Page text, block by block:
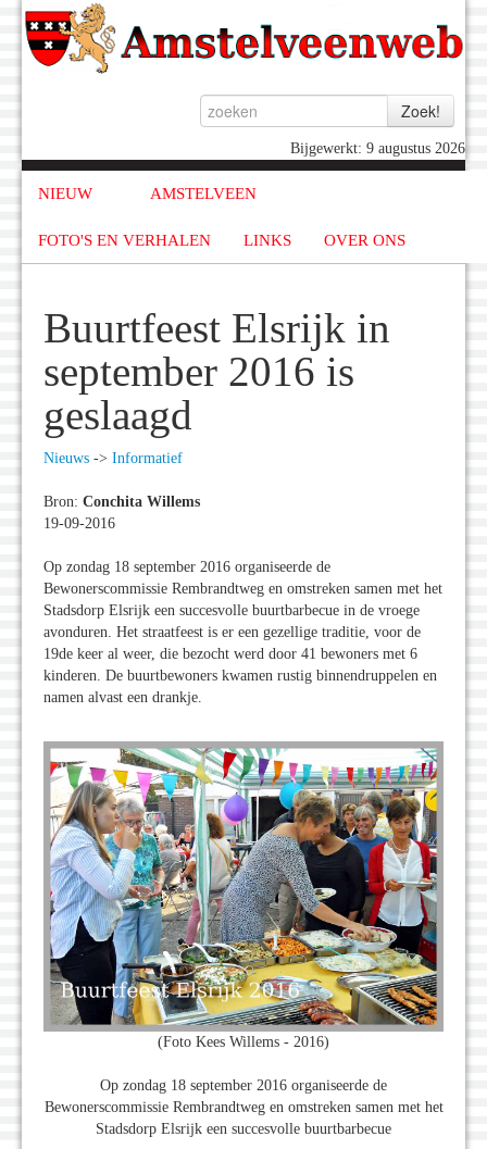
Bijgewerkt: 9 augustus 2026
NIEUW AMSTELVEEN
FOTO'S EN VERHALEN LINKS OVER ONS
Buurtfeest Elsrijk in
september 2016 is
geslaagd
Nieuws -> Informatief
Bron: Conchita Willems
19-09-2016
Op zondag 18 september 2016 organiseerde de
Bewonerscommissie Rembrandtweg en omstreken samen met het
Stadsdorp Elsrijk een succesvolle buurtbarbecue in de vroege
avonduren. Het straatfeest is er een gezellige traditie, voor de
19de keer al weer, die bezocht werd door 41 bewoners met 6
kinderen. De buurtbewoners kwamen rustig binnendruppelen en
namen alvast een drankje.
(Foto Kees Willems - 2016)
Op zondag 18 september 2016 organiseerde de
Bewonerscommissie Rembrandtweg en omstreken samen met het
Stadsdorp Elsrijk een succesvolle buurtbarbecue